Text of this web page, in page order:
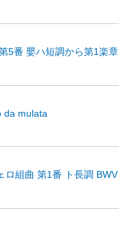
5番 嬰ハ短調から第1楽章
da mulata
ロ組曲 第1番 ト長調 BWV